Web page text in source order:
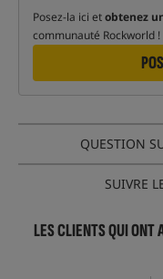
Posez-la ici etobtenez
communauté Rockworld !
QUESTION
SUIVRE
LES CLIENTS QUI ONT